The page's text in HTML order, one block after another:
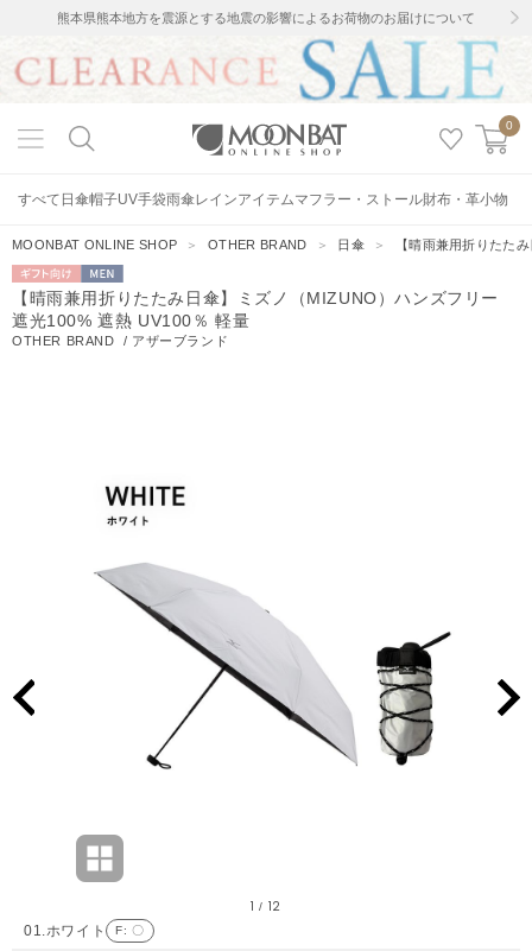
熊本県熊本地方を震源とする地震の影響によるお荷物のお届けについて
0
すべて 日傘帽子UV手袋雨傘レインアイテムマフラー・ストール財布・革小物
MOONBAT ONLINE SHOP ＞OTHER BRAND ＞ 日傘 ＞ 【晴雨兼用折りたた
ギフト向
け
MEN
【晴雨兼用折りたたみ日傘】ミズノ（MIZUNO）ハンズフリー
遮光100% 遮熱 UV100％ 軽量
OTHER BRAND / アザーブランド
01.ホワイト F: 〇
1 / 12